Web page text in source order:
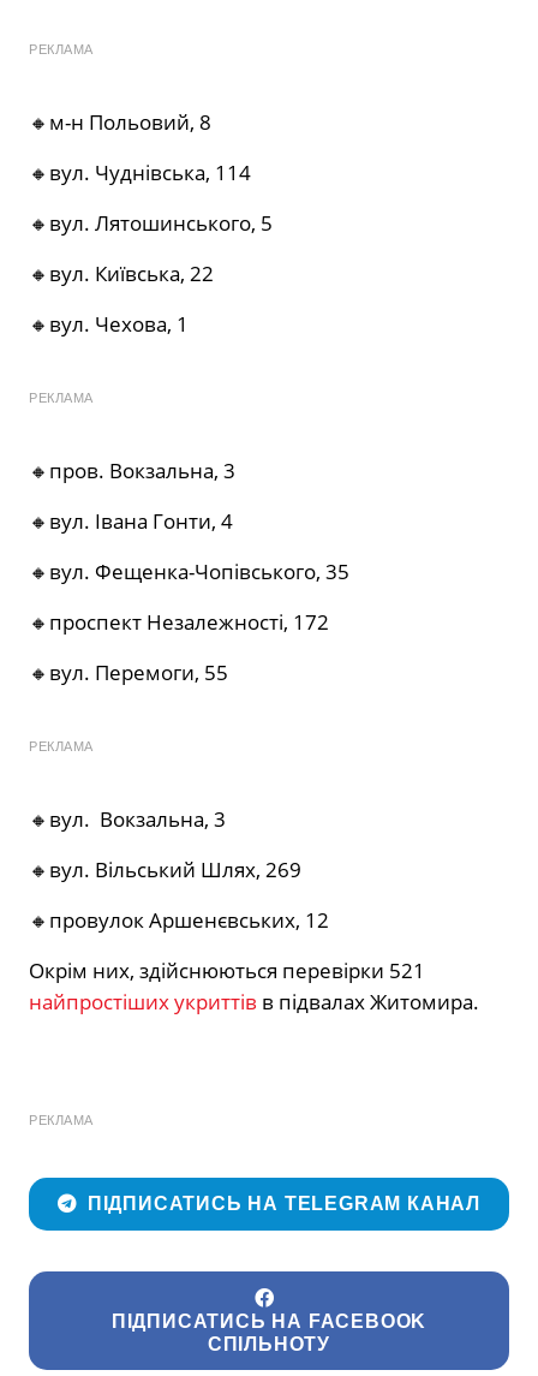
РЕКЛАМА
🔸м-н Польовий, 8
🔸вул. Чуднівська, 114
🔸вул. Лятошинського, 5
🔸вул. Київська, 22
🔸вул. Чехова, 1
РЕКЛАМА
🔸пров. Вокзальна, 3
🔸вул. Івана Гонти, 4
🔸вул. Фещенка-Чопівського, 35
🔸проспект Незалежності, 172
🔸вул. Перемоги, 55
РЕКЛАМА
🔸вул. Вокзальна, 3
🔸вул. Вільський Шлях, 269
🔸провулок Аршенєвських, 12
Окрім них, здійснюються перевірки 521
найпростіших укриттів в підвалах Житомира.
РЕКЛАМА
ПІДПИСАТИСЬ НА TELEGRAM КАНАЛ
ПІДПИСАТИСЬ НА FACEBOOK
СПІЛЬНОТУ